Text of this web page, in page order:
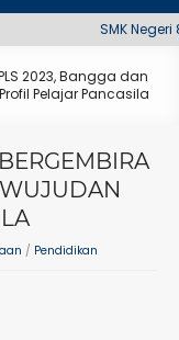
SMK Negeri
2023, Bangga dan
Pelajar Pancasila
/ Pendidikan